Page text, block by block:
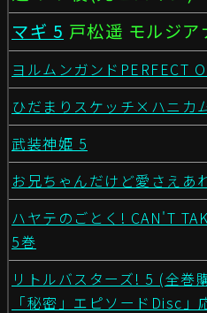
マギ 5 戸松遥 モルジ
ヨルムンガンドPERFECT
ひだまりスケッチ×ハニカ
武装神姫 5
お兄ちゃんだけど愛さえあ
ハヤテのごとく! CAN'T
5巻
リトルバスターズ! 5 (全巻
「秘密」エピソードDisc」